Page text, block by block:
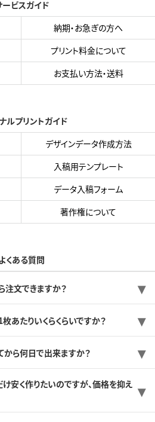
ービスガイド
納期・お急ぎの方へ
プリント料金について
お支払い方法・送料
ルプリントガイド
デザインデータ作成方法
入稿用テンプレート
データ入稿フォーム
著作権について
くある質問
注文できますか？
あたりいくらくらいですか？
から何日で出来ますか？
安く作りたいのですが、価格を抑え